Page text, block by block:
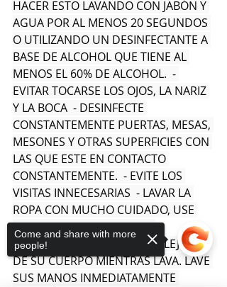
HACER ESTO LAVANDO CON JABÓN Y
AGUA POR AL MENOS 20 SEGUNDOS
O UTILIZANDO UN DESINFECTANTE A
BASE DE ALCOHOL QUE TIENE AL
MENOS EL 60% DE ALCOHOL.  -
EVITAR TOCARSE LOS OJOS, LA NARIZ
Y LA BOCA  - DESINFECTE
CONSTANTEMENTE PUERTAS, MESAS,
MESONES Y OTRAS SUPERFICIES CON
LAS QUE ESTE EN CONTACTO
CONSTANTEMENTE.  - EVITE LOS
VISITAS INNECESARIAS  - LAVAR LA
ROPA CON MUCHO CUIDADO, USE
GUANTES DESECHABLES Y
MANTENGA LOS ARTÍCULOS LEJOS
DE SU CUERPO MIENTRAS LAVA. LAVE
SUS MANOS INMEDIATAMENTE
Come and share with more
people!